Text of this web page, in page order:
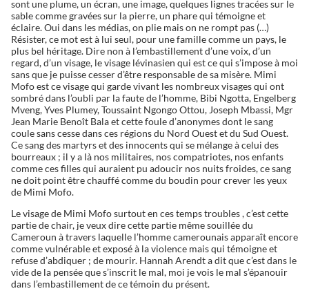
sont une plume, un écran, une image, quelques lignes tracées sur le
sable comme gravées sur la pierre, un phare qui témoigne et
éclaire. Oui dans les médias, on plie mais on ne rompt pas (…)
Résister, ce mot est à lui seul, pour une famille comme un pays, le
plus bel héritage. Dire non à l’embastillement d’une voix, d’un
regard, d’un visage, le visage lévinasien qui est ce qui s’impose à moi
sans que je puisse cesser d’être responsable de sa misère. Mimi
Mofo est ce visage qui garde vivant les nombreux visages qui ont
sombré dans l’oubli par la faute de l’homme, Bibi Ngotta, Engelberg
Mveng, Yves Plumey, Toussaint Ngongo Ottou, Joseph Mbassi, Mgr
Jean Marie Benoît Bala et cette foule d’anonymes dont le sang
coule sans cesse dans ces régions du Nord Ouest et du Sud Ouest.
Ce sang des martyrs et des innocents qui se mélange à celui des
bourreaux ; il y a là nos militaires, nos compatriotes, nos enfants
comme ces filles qui auraient pu adoucir nos nuits froides, ce sang
ne doit point être chauffé comme du boudin pour crever les yeux
de Mimi Mofo.
Le visage de Mimi Mofo surtout en ces temps troubles , c’est cette
partie de chair, je veux dire cette partie même souillée du
Cameroun à travers laquelle l’homme camerounais apparaît encore
comme vulnérable et exposé à la violence mais qui témoigne et
refuse d’abdiquer ; de mourir. Hannah Arendt a dit que c’est dans le
vide de la pensée que s’inscrit le mal, moi je vois le mal s’épanouir
dans l’embastillement de ce témoin du présent.